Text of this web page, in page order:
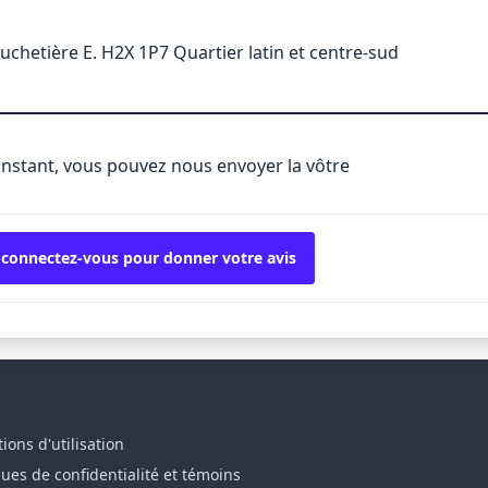
E. H2X 1P7 Quartier latin et centre-sud
vous pouvez nous envoyer la vôtre
vous pour donner votre avis
d'utilisation
de confidentialité et témoins